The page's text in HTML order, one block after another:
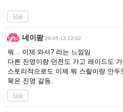
답글
네이팜 26-05-13 22:02
뭐... 이제 와서? 라는 느낌임
다른 진영이랑 던전도 가고 레이드도
스토리적으로도 이제 뭐 스랄이랑 안
묵은 진영 갈등.
답글